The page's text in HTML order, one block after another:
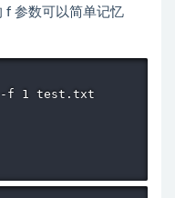
f 参数可以简单记忆
-f 1 test.txt